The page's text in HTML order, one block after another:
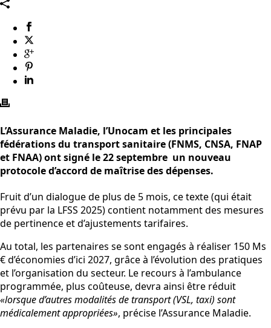
L’Assurance Maladie, l’Unocam et les principales
fédérations du transport sanitaire (FNMS, CNSA, FNAP
et FNAA) ont signé le 22 septembre un nouveau
protocole d’accord de maîtrise des dépenses.
Fruit d’un dialogue de plus de 5 mois, ce texte (qui était
prévu par la LFSS 2025) contient notamment des mesures
de pertinence et d’ajustements tarifaires.
Au total, les partenaires se sont engagés à réaliser 150 Ms
€ d’économies d’ici 2027, grâce à l’évolution des pratiques
et l’organisation du secteur. Le recours à l’ambulance
programmée, plus coûteuse, devra ainsi être réduit
«lorsque d’autres modalités de transport (VSL, taxi) sont
médicalement appropriées», précise l’Assurance Maladie.